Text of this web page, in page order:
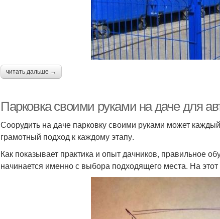
читать дальше →
Парковка своими руками на даче для
Соорудить на даче парковку своими руками может
грамотный подход к каждому этапу.
Как показывает практика и опыт дачников, правильное
начинается именно с выбора подходящего места. На